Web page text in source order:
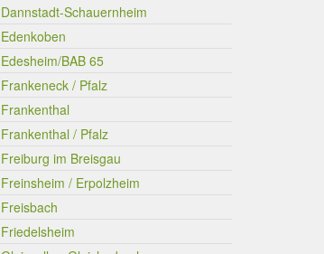
Dannstadt-Schauernheim
Edenkoben
Edesheim/BAB 65
Frankeneck / Pfalz
Frankenthal
Frankenthal / Pfalz
Freiburg im Breisgau
Freinsheim / Erpolzheim
Freisbach
Friedelsheim